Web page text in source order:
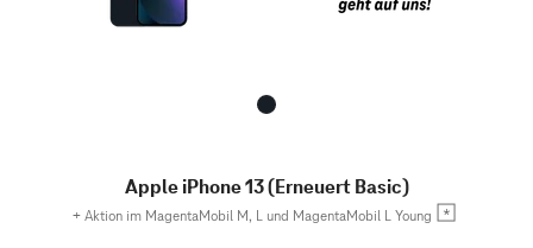
Apple iPhone 13 (Erneuert Basic)
+ Aktion im MagentaMobil M, L und MagentaMobil L Young